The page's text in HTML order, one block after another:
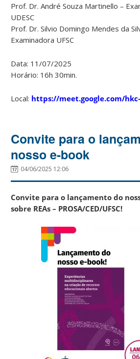
Prof. Dr. André Souza Martinello –
UDESC
Prof. Dr. Silvio Domingo Mendes da
Examinadora UFSC
Data: 11/07/2025
Horário: 16h 30min.
Local: https://meet.google.com/
Convite para o
nosso e-book
04/06/2025 12:06
Convite para o lançamento do
sobre REAs – PROSA/CED/UFSC!